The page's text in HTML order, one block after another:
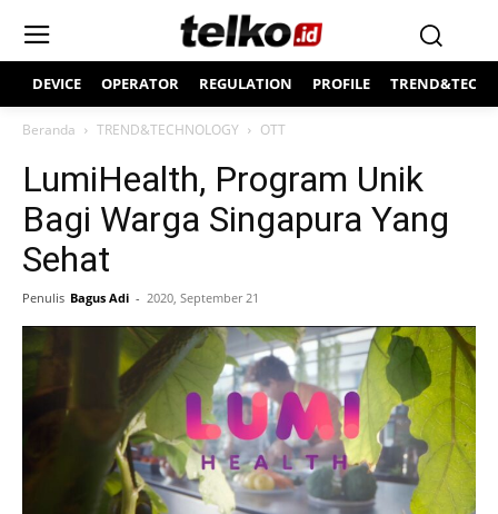
DEVICE OPERATOR REGULATION PROFILE
Beranda TREND&TECHNOLOGY OTT
LumiHealth, Program Unik
Bagi Warga Singapura Yang
Sehat
Penulis Bagus Adi - 2020, September 21